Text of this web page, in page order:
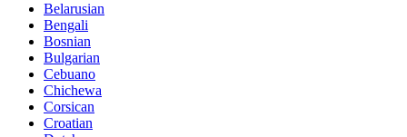
Belarusian
Bengali
Bosnian
Bulgarian
Cebuano
Chichewa
Corsican
Croatian